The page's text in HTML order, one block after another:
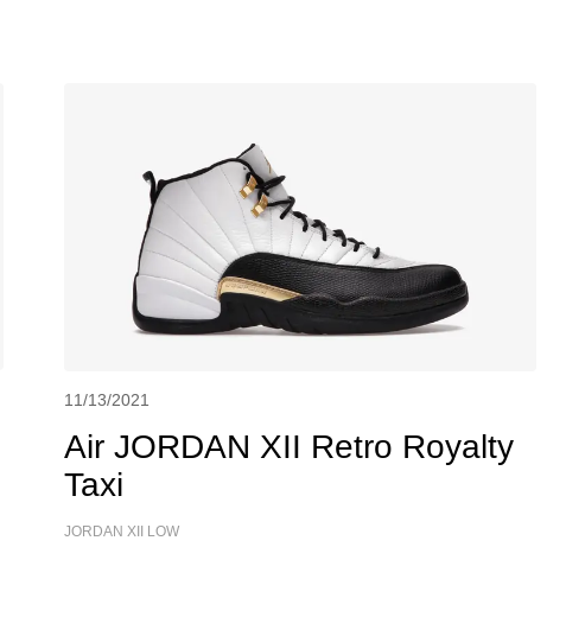
11/13/2021
Air JORDAN XII Retro Royalty
Taxi
JORDAN XII LOW